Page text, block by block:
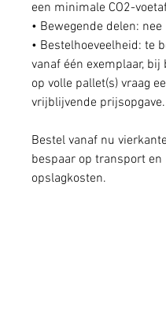
een minimale CO2-
• ​​​​​​​Bewegende delen: nee
• ​​​​​​​Bestelhoeveelheid: te
vanaf één exemplaar, bij
op volle pallet(s) vraag
vrijblijvende prijsopgave.
Bestel vanaf nu
bespaar op transport en
opslagkosten.